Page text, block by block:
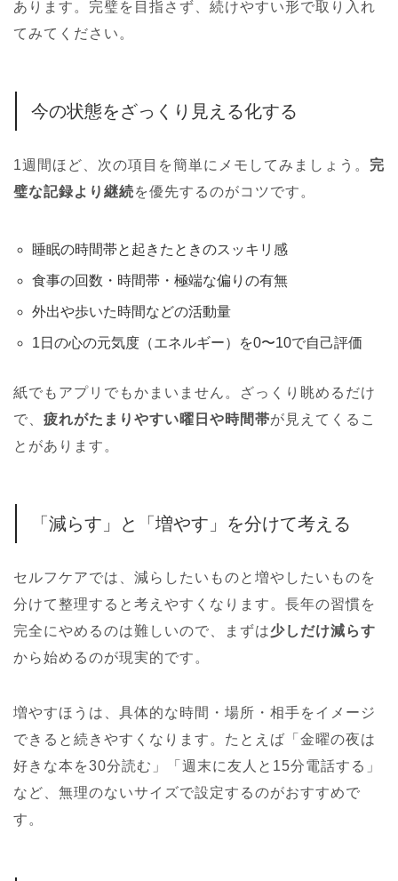
あります。完璧を目指さず、続けやすい形で取り入れ
てみてください。
今の状態をざっくり見える化する
1週間ほど、次の項目を簡単にメモしてみましょう。 完
璧な記録より継続を優先するのがコツです。
睡眠の時間帯と起きたときのスッキリ感
食事の回数・時間帯・極端な偏りの有無
外出や歩いた時間などの活動量
1日の心の元気度（エネルギー）を0〜10で自己評価
紙でもアプリでもかまいません。ざっくり眺めるだけ
で、 疲れがたまりやすい曜日や時間帯が見えてくるこ
とがあります。
「減らす」と「増やす」を分けて考える
セルフケアでは、減らしたいものと増やしたいものを
分けて整理すると考えやすくなります。長年の習慣を
完全にやめるのは難しいので、まずは少しだけ減らす
から始めるのが現実的です。
増やすほうは、具体的な時間・場所・相手をイメージ
できると続きやすくなります。たとえば「金曜の夜は
好きな本を30分読む」「週末に友人と15分電話する」
など、無理のないサイズで設定するのがおすすめで
す。